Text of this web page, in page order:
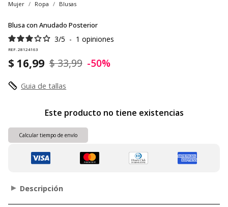
Mujer Ropa Blusas
Blusa con Anudado Posterior
3/5 - 1 opiniones
REF. 28124163
$ 16,99 $ 33,99 -50%
Guia de tallas
Este producto no tiene existencias
Calcular tiempo de envío
Descripción